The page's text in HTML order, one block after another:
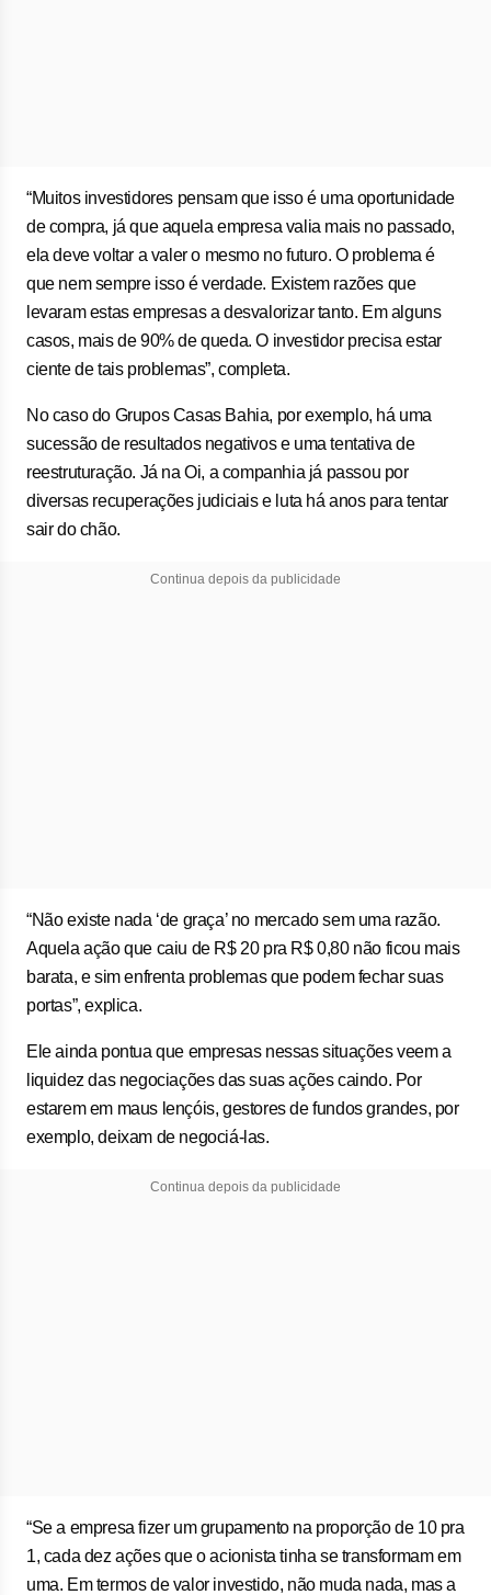
“Muitos investidores pensam que isso é uma oportunidade
de compra, já que aquela empresa valia mais no passado,
ela deve voltar a valer o mesmo no futuro. O problema é
que nem sempre isso é verdade. Existem razões que
levaram estas empresas a desvalorizar tanto. Em alguns
casos, mais de 90% de queda. O investidor precisa estar
ciente de tais problemas”, completa.
No caso do Grupos Casas Bahia, por exemplo, há uma
sucessão de resultados negativos e uma tentativa de
reestruturação. Já na Oi, a companhia já passou por
diversas recuperações judiciais e luta há anos para tentar
sair do chão.
Continua depois da publicidade
“Não existe nada ‘de graça’ no mercado sem uma razão.
Aquela ação que caiu de R$ 20 pra R$ 0,80 não ficou mais
barata, e sim enfrenta problemas que podem fechar suas
portas”, explica.
Ele ainda pontua que empresas nessas situações veem a
liquidez das negociações das suas ações caindo. Por
estarem em maus lençóis, gestores de fundos grandes, por
exemplo, deixam de negociá-las.
Continua depois da publicidade
“Se a empresa fizer um grupamento na proporção de 10 pra
1, cada dez ações que o acionista tinha se transformam em
uma. Em termos de valor investido, não muda nada, mas a